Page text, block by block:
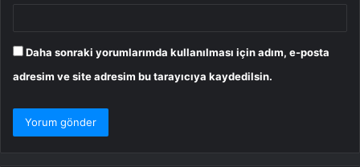
Daha sonraki yorumlarımda kullanılması için adım, e-posta
adresim ve site adresim bu tarayıcıya kaydedilsin.